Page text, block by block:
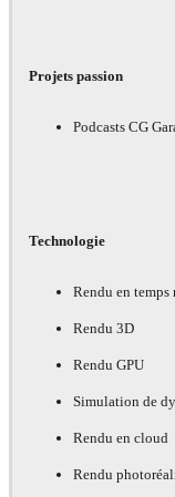
Projets passion
Podcasts CG
Technologie
Rendu en temps
Rendu 3D
Rendu GPU
Simulation de
Rendu en cloud
Rendu